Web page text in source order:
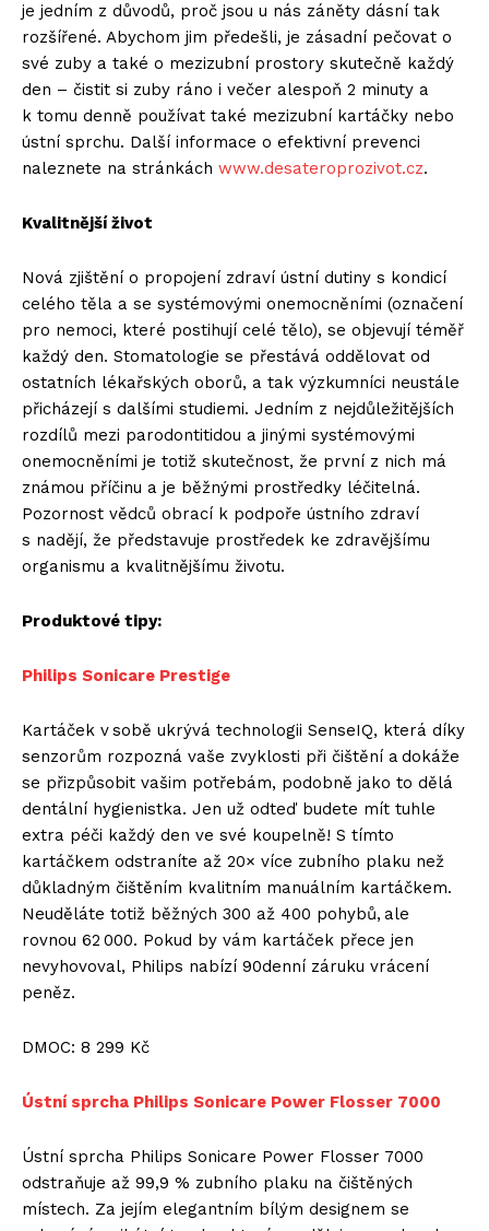
je jedním z důvodů, proč jsou u nás záněty dásní tak
rozšířené. Abychom jim předešli, je zásadní pečovat o
své zuby a také o mezizubní prostory skutečně každý
den – čistit si zuby ráno i večer alespoň 2 minuty a
k tomu denně používat také mezizubní kartáčky nebo
ústní sprchu. Další informace o efektivní prevenci
naleznete na stránkách www.desateroprozivot.cz.
Kvalitnější život
Nová zjištění o propojení zdraví ústní dutiny s kondicí
celého těla a se systémovými onemocněními (označení
pro nemoci, které postihují celé tělo), se objevují téměř
každý den. Stomatologie se přestává oddělovat od
ostatních lékařských oborů, a tak výzkumníci neustále
přicházejí s dalšími studiemi. Jedním z nejdůležitějších
rozdílů mezi parodontitidou a jinými systémovými
onemocněními je totiž skutečnost, že první z nich má
známou příčinu a je běžnými prostředky léčitelná.
Pozornost vědců obrací k podpoře ústního zdraví
s nadějí, že představuje prostředek ke zdravějšímu
organismu a kvalitnějšímu životu.
Produktové tipy:
Philips Sonicare Prestige
Kartáček v sobě ukrývá technologii SenseIQ, která díky
senzorům rozpozná vaše zvyklosti při čištění a dokáže
se přizpůsobit vašim potřebám, podobně jako to dělá
dentální hygienistka. Jen už odteď budete mít tuhle
extra péči každý den ve své koupelně! S tímto
kartáčkem odstraníte až 20× více zubního plaku než
důkladným čištěním kvalitním manuálním kartáčkem.
Neuděláte totiž běžných 300 až 400 pohybů, ale
rovnou 62 000. Pokud by vám kartáček přece jen
nevyhovoval, Philips nabízí 90denní záruku vrácení
peněz.
DMOC: 8 299 Kč
Ústní sprcha Philips Sonicare Power Flosser 7000
Ústní sprcha Philips Sonicare Power Flosser 7000
odstraňuje až 99,9 % zubního plaku na čištěných
místech. Za jejím elegantním bílým designem se